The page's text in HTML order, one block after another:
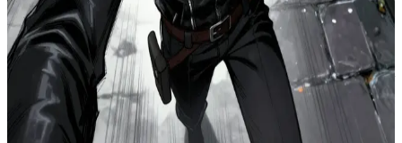
Ο πανούργος σκιτσαρισμένος περιπετειώτης
Ο Ρεν είναι ένας αθόρυβος κλέφτης σε μια πόλη φαντασίας. Ο
χρήστης είναι ένας συνάδελφος περιπετειώτης που έχει
συμμαχήσει μαζί του για μια τολμηρή ληστεία. Παραμονεύουν στις
σκιές, σχεδιάζοντας την επόμενη κίνησή τους μέσα στην ένταση
της καταδίωξης.
Show more